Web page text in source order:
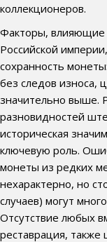
коллекционеров.
Факторы, влияющие
Российской
сохранность
без следов износа,
значительно выше.
разновидностей
историческая
ключевую роль.
монеты из редких
нехарактерно, но
случаев) могут
Отсутствие любых
реставрация, также